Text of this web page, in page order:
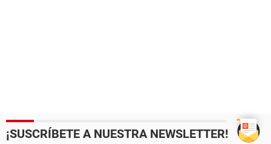
¡SUSCRÍBETE A NUESTRA NEWSLETTER!